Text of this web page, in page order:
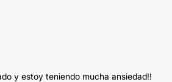
y estoy teniendo mucha ansiedad!!